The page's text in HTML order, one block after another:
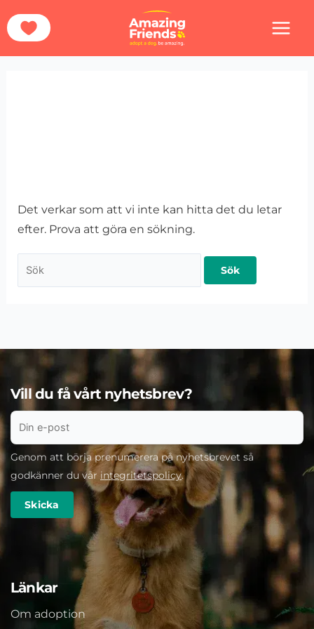
till
Hem Hundarna Nynäshamn
Det verkar som att vi inte kan hitta det du letar
efter. Prova att göra en sökning.
efter:
Länkar
Om adoption
Vill du få vårt nyhetsbrev?
Genom att börja prenumerera på nyhetsbrevet så
godkänner du vår integritetspolicy.